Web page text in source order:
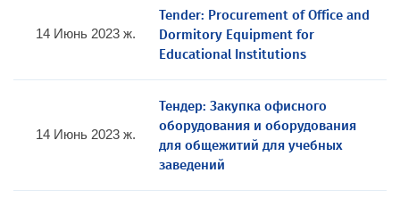
14 Июнь 2023 ж.
Tender: Procurement of Office and
Dormitory Equipment for
Educational Institutions
14 Июнь 2023 ж.
Тендер: Закупка офисного
оборудования и оборудования
для общежитий для учебных
заведений